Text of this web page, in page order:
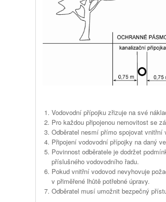
Vodovodní přípojku zřizuje na své
Pro každou připojenou nemovitost se
Odběratel nesmí přímo spojovat vnitřní
Připojení vodovodní přípojky na daný
Povinnost odběratele je dodržet
příslušného vodovodního řadu.
Pokud vnitřní vodovod nevyhovuje
v přiměřené lhůtě potřebné úpravy.
Odběratel musí umožnit bezpečný